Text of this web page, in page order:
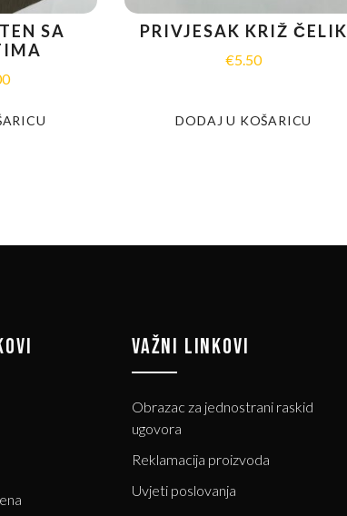
SA
PRIVJESAK KRIŽ ČELIK
€5.50
DODAJ U KOŠARICU
VAŽNI LINKOVI
Obrazac za jednostrani raskid
ugovora
Reklamacija proizvoda
Uvjeti poslovanja